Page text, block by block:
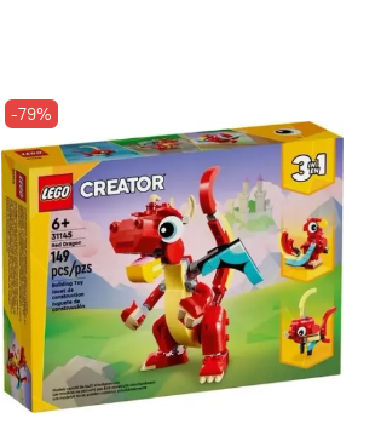
-79%